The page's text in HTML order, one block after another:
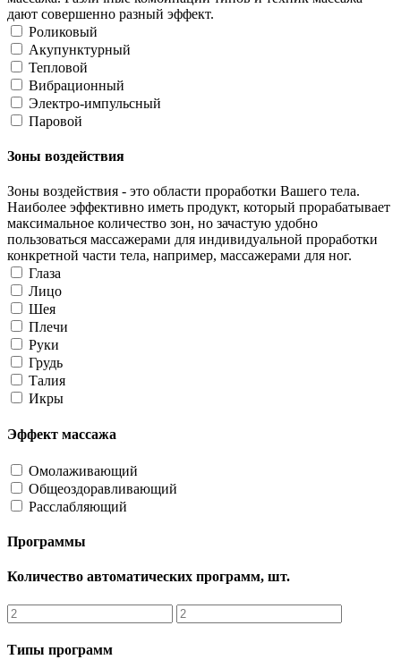
дают совершенно разный эффект.
Роликовый
Акупунктурный
Тепловой
Вибрационный
Электро-импульсный
Паровой
Зоны воздействия
Зоны воздействия - это области проработки Вашего тела.
Наиболее эффективно иметь продукт, который прорабатывает
максимальное количество зон, но зачастую удобно
пользоваться массажерами для индивидуальной проработки
конкретной части тела, например, массажерами для ног.
Глаза
Лицо
Шея
Плечи
Руки
Грудь
Талия
Икры
Эффект массажа
Омолаживающий
Общеоздоравливающий
Расслабляющий
Программы
Количество автоматических программ, шт.
Типы программ